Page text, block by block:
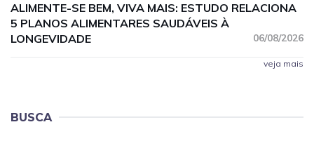
ALIMENTE-SE BEM, VIVA MAIS: ESTUDO RELACIONA
5 PLANOS ALIMENTARES SAUDÁVEIS À
LONGEVIDADE
06/08/2026
veja mais
BUSCA